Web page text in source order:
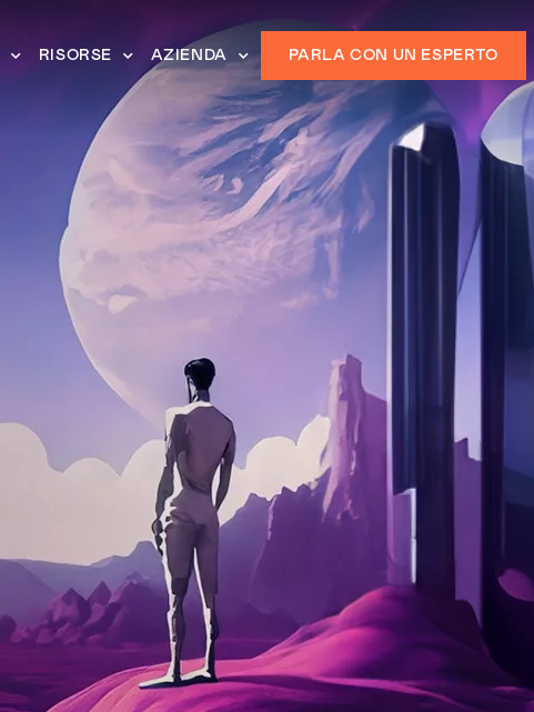
RISORSE AZIENDA PARLA CON UN ESPERTO